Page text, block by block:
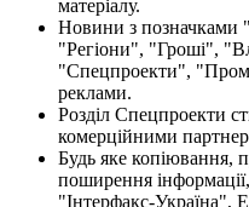
матеріалу.
Новини з позначками
"Регіони", "Гроші",
"Спецпроекти",
реклами.
Розділ Спецпроекти
комерційними
Будь яке копіювання,
поширення
"Інтерфакс-Україна",